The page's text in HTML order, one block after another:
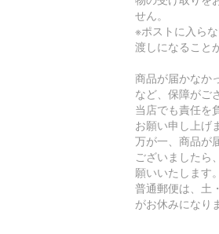
せん。
※ポストに入ら
渡しになること
商品が届かなか
など、保障がご
当店でも責任を
お願い申し上げ
万が一、商品が
ございましたら
願いいたします。
普通郵便は、土
がお休みになり